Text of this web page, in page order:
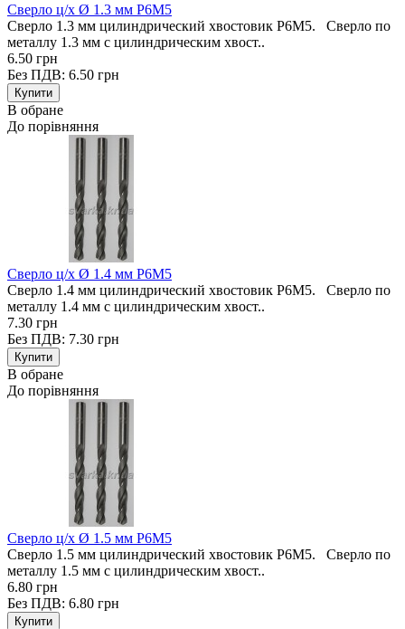
Сверло ц/х Ø 1.3 мм Р6М5
Сверло 1.3 мм цилиндрический хвостовик Р6М5. Сверло по
металлу 1.3 мм с цилиндрическим хвост..
6.50 грн
Без ПДВ: 6.50 грн
В обране
До порівняння
Сверло ц/х Ø 1.4 мм Р6М5
Сверло 1.4 мм цилиндрический хвостовик Р6М5. Сверло по
металлу 1.4 мм с цилиндрическим хвост..
7.30 грн
Без ПДВ: 7.30 грн
В обране
До порівняння
Сверло ц/х Ø 1.5 мм Р6М5
Сверло 1.5 мм цилиндрический хвостовик Р6М5. Сверло по
металлу 1.5 мм с цилиндрическим хвост..
6.80 грн
Без ПДВ: 6.80 грн